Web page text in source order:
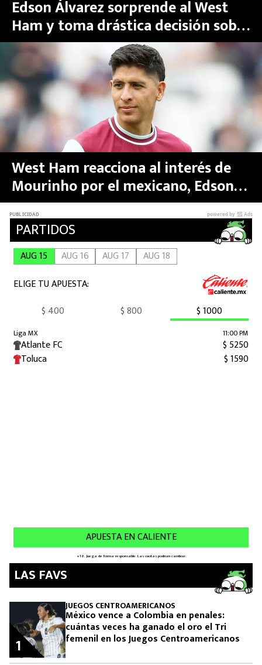
Edson Álvarez sorprende al West
Ham y toma drástica decisión sobre
su futuro en el Fenerbahçe de
Mourinho
West Ham reacciona al interés de
Mourinho por el mexicano, Edson
Álvarez de cara al Mundial 2026 y
decidieron su futuro
LAS FAVS
JUEGOS CENTROAMERICANOS
México vence a Colombia en penales:
cuántas veces ha ganado el oro el Tri
femenil en los Juegos Centroamericanos
1